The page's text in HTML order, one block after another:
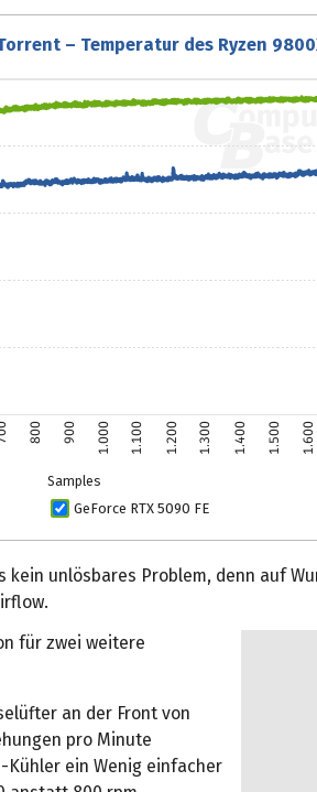
– Temperatur des Ryzen
800 900 1.000 1.100 1.200 1.300 1.400 1.500 1.600
Samples
GeForce RTX 5090 FE
unlösbares Problem, denn auf
für zwei weitere
an der Front von
pro Minute
Kühler ein Wenig einfacher